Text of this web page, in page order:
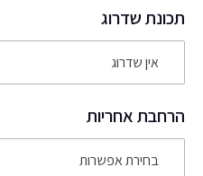
תכונת שדרוג
הרחבת אחריות